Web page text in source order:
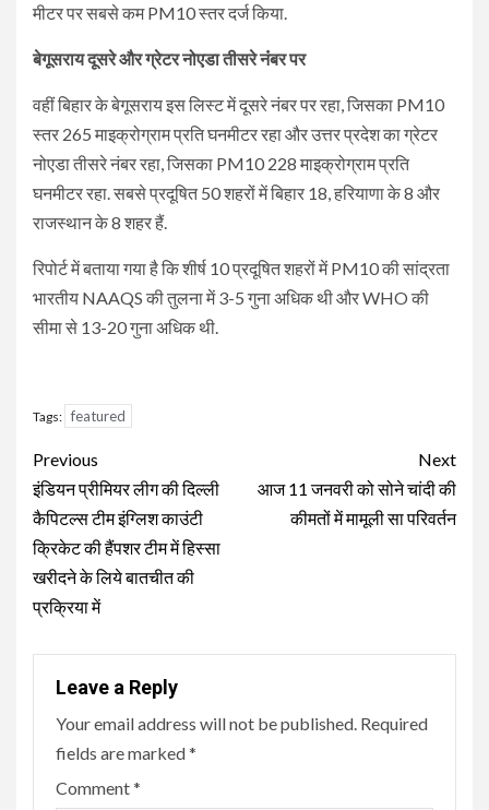
मीटर पर सबसे कम PM10 स्तर दर्ज किया.
बेगूसराय दूसरे और ग्रेटर नोएडा तीसरे नंंबर पर
वहीं बिहार के बेगूसराय इस लिस्ट में दूसरे नंबर पर रहा, जिसका PM10
स्तर 265 माइक्रोग्राम प्रति घनमीटर रहा और उत्तर प्रदेश का ग्रेटर
नोएडा तीसरे नंबर रहा, जिसका PM10 228 माइक्रोग्राम प्रति
घनमीटर रहा. सबसे प्रदूषित 50 शहरों में बिहार 18, हरियाणा के 8 और
राजस्थान के 8 शहर हैं.
रिपोर्ट में बताया गया है कि शीर्ष 10 प्रदूषित शहरों में PM10 की सांद्रता
भारतीय NAAQS की तुलना में 3-5 गुना अधिक थी और WHO की
सीमा से 13-20 गुना अधिक थी.
Tags: featured
Continue
Reading
Previous
इंडियन प्रीमियर लीग की दिल्ली
कैपिटल्स टीम इंग्लिश काउंटी
क्रिकेट की हैंपशर टीम में हिस्सा
खरीदने के लिये बातचीत की
प्रक्रिया में
Next
आज 11 जनवरी को सोने चांदी की
कीमतों में मामूली सा परिवर्तन
Leave a Reply
Your email address will not be published. Required
fields are marked*
Comment*